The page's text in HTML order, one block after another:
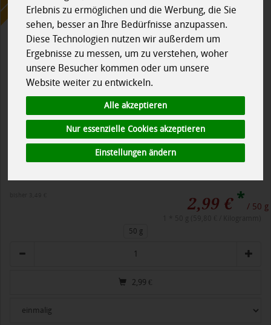
Erlebnis zu ermöglichen und die Werbung, die Sie
sehen, besser an Ihre Bedürfnisse anzupassen.
Diese Technologien nutzen wir außerdem um
Ergebnisse zu messen, um zu verstehen, woher
unsere Besucher kommen oder um unsere
Website weiter zu entwickeln.
Alle akzeptieren
Nur essenzielle Cookies akzeptieren
Einstellungen ändern
2,99 €* / 50 g
50 g
2,99 €